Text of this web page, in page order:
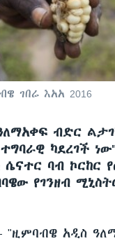
ገበሬ እአአ 2016
ብድር
ካደረገች
ሴናተር ባብ ኮርከር
የገንዘብ
"ዚምባብዌ አዲስ